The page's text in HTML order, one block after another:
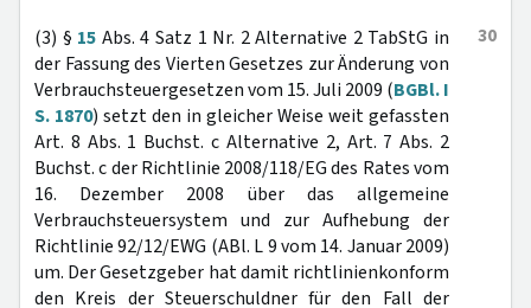
30
(3) § 15 Abs. 4 Satz 1 Nr. 2 Alternative 2 TabStG in
der Fassung des Vierten Gesetzes zur Änderung von
Verbrauchsteuergesetzen vom 15. Juli 2009 (BGBl. I
S. 1870) setzt den in gleicher Weise weit gefassten
Art. 8 Abs. 1 Buchst. c Alternative 2, Art. 7 Abs. 2
Buchst. c der Richtlinie 2008/118/EG des Rates vom
16. Dezember 2008 über das allgemeine
Verbrauchsteuersystem und zur Aufhebung der
Richtlinie 92/12/EWG (ABl. L 9 vom 14. Januar 2009)
um. Der Gesetzgeber hat damit richtlinienkonform
den Kreis der Steuerschuldner für den Fall der